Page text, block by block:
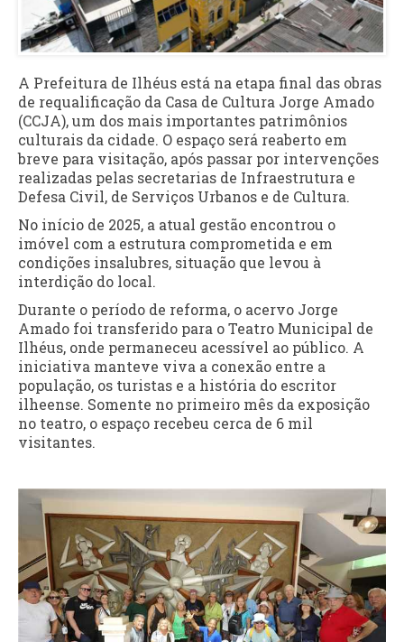
A Prefeitura de Ilhéus está na etapa final das obras
de requalificação da Casa de Cultura Jorge Amado
(CCJA), um dos mais importantes patrimônios
culturais da cidade. O espaço será reaberto em
breve para visitação, após passar por intervenções
realizadas pelas secretarias de Infraestrutura e
Defesa Civil, de Serviços Urbanos e de Cultura.
No início de 2025, a atual gestão encontrou o
imóvel com a estrutura comprometida e em
condições insalubres, situação que levou à
interdição do local.
Durante o período de reforma, o acervo Jorge
Amado foi transferido para o Teatro Municipal de
Ilhéus, onde permaneceu acessível ao público. A
iniciativa manteve viva a conexão entre a
população, os turistas e a história do escritor
ilheense. Somente no primeiro mês da exposição
no teatro, o espaço recebeu cerca de 6 mil
visitantes.